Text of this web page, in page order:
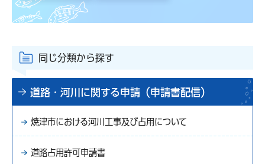
同じ分類から探す
道路・河川に関する申請（申請書配信）
焼津市における河川工事及び占用について
道路占用許可申請書